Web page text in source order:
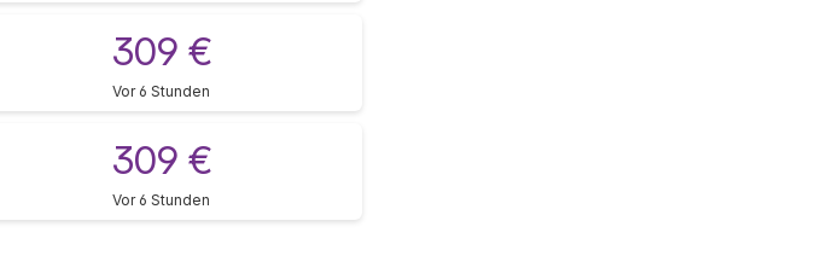
309 €
Vor 6 Stunden
309 €
Vor 6 Stunden